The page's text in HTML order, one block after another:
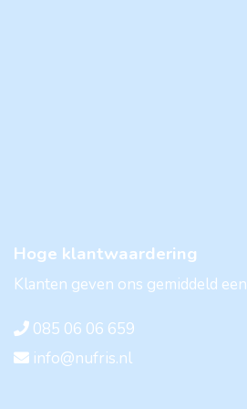
Hoge klantwaardering
Klanten geven ons gemiddeld een
085 06 06 659
info@nufris.nl